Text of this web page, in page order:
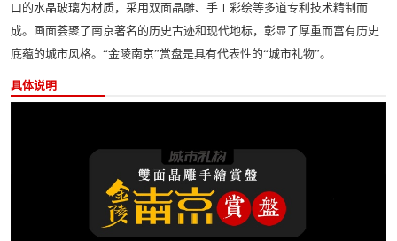
口的水晶玻璃为材质，采用双面晶雕、手工彩绘等多道专利技术精制而
成。画面荟聚了南京著名的历史古迹和现代地标，彰显了厚重而富有历史
底蕴的城市风格。“金陵南京”赏盘是具有代表性的“城市礼物”。
具体说明